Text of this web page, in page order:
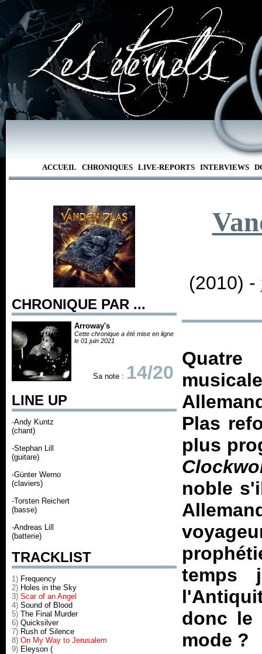
ACCUEIL CHRONIQUES LIVE-REPORTS INTERVIEWS
CHRONIQUE PAR ...
Arroway's
Cette chronique a été mise en ligne
le 01 juin 2021
Sa note : 14/20
LINE UP
-Andy Kuntz
(chant)
-Stephan Lill
(guitare)
-Günter Werno
(claviers)
-Torsten Reichert
(basse)
-Andreas Lill
(batterie)
TRACKLIST
1) Frequency
2) Holes in the Sky
3) Scar of an Angel
4) Sound of Blood
5) The Final Murder
6) Quicksilver
7) Rush of Silence
8) On My Way to Jerusalem
9) Eleyson (
(2010) -
Plas
plus
noble
temps
donc le
mode ?